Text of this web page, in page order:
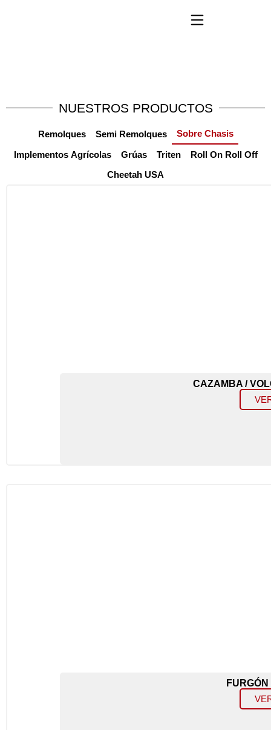
NUESTROS PRODUCTOS
Remolques Semi Remolques Sobre Chasis
Implementos Agrícolas Grúas Triten
Roll On Roll Off
Cheetah USA
CAZAMBA /